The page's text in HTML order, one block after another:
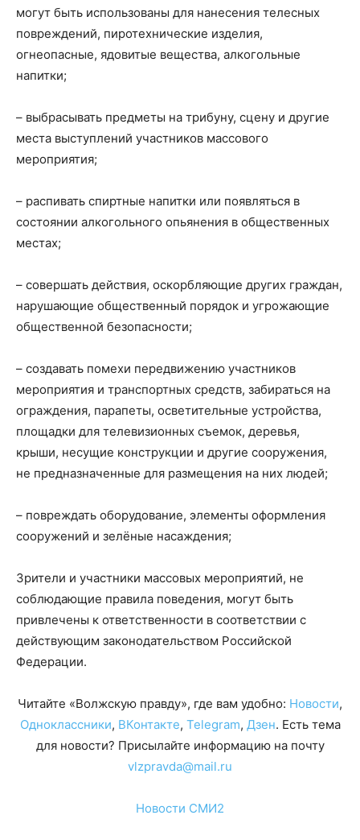
могут быть использованы для нанесения телесных
повреждений, пиротехнические изделия,
огнеопасные, ядовитые вещества, алкогольные
напитки;
– выбрасывать предметы на трибуну, сцену и другие
места выступлений участников массового
мероприятия;
– распивать спиртные напитки или появляться в
состоянии алкогольного опьянения в общественных
местах;
– совершать действия, оскорбляющие других граждан,
нарушающие общественный порядок и угрожающие
общественной безопасности;
– создавать помехи передвижению участников
мероприятия и транспортных средств, забираться на
ограждения, парапеты, осветительные устройства,
площадки для телевизионных съемок, деревья,
крыши, несущие конструкции и другие сооружения,
не предназначенные для размещения на них людей;
– повреждать оборудование, элементы оформления
сооружений и зелёные насаждения;
Зрители и участники массовых мероприятий, не
соблюдающие правила поведения, могут быть
привлечены к ответственности в соответствии с
действующим законодательством Российской
Федерации.
Читайте «Волжскую правду», где вам удобно: Новости,
Одноклассники, ВКонтакте, Telegram, Дзен. Есть тема
для новости? Присылайте информацию на почту
vlzpravda@mail.ru
Новости СМИ2